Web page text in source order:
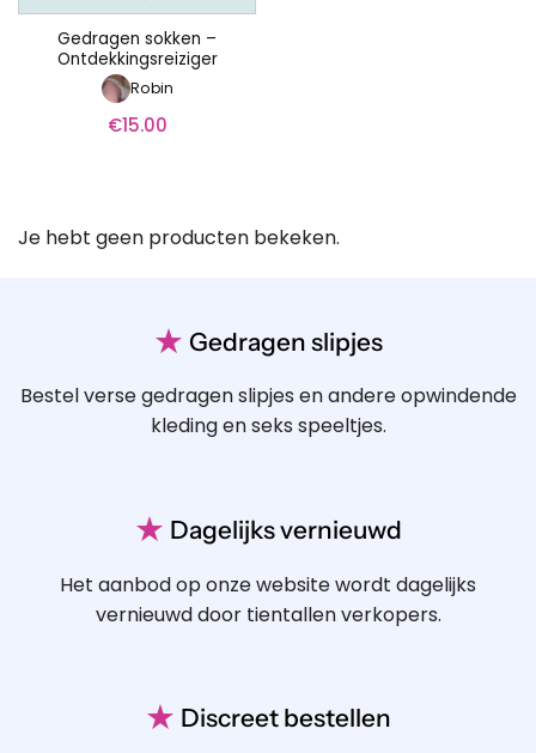
Gedragen sokken –
Ontdekkingsreiziger
Robin
€15.00
Je hebt geen producten bekeken.
★ Gedragen slipjes
Bestel verse gedragen slipjes en andere opwindende
kleding en seks speeltjes.
★ Dagelijks vernieuwd
Het aanbod op onze website wordt dagelijks
vernieuwd door tientallen verkopers.
★ Discreet bestellen